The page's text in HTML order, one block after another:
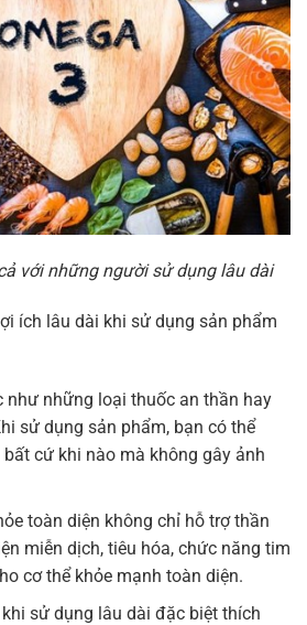
với những người sử dụng lâu dài
ích lâu dài khi sử dụng sản phẩm
như những loại thuốc an thần hay
sử dụng sản phẩm, bạn có thể
cứ khi nào mà không gây ảnh
toàn diện không chỉ hỗ trợ thần
miễn dịch, tiêu hóa, chức năng tim
cơ thể khỏe mạnh toàn diện.
sử dụng lâu dài đặc biệt thích